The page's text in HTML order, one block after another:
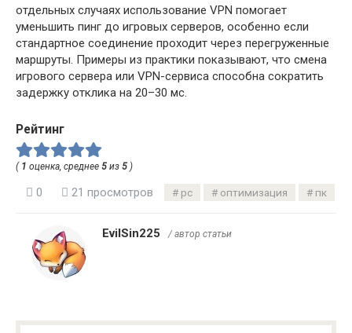
отдельных случаях использование VPN помогает
уменьшить пинг до игровых серверов, особенно если
стандартное соединение проходит через перегруженные
маршруты. Примеры из практики показывают, что смена
игрового сервера или VPN-сервиса способна сократить
задержку отклика на 20–30 мс.
Рейтинг
( 1 оценка, среднее 5 из 5 )
0 21 просмотров pc оптимизация пк
EvilSin225 / автор статьи